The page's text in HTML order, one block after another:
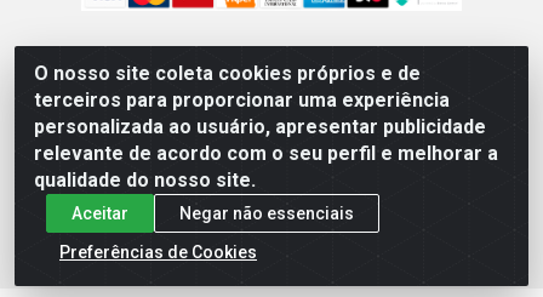
O nosso site coleta cookies próprios e de
terceiros para proporcionar uma experiência
personalizada ao usuário, apresentar publicidade
relevante de acordo com o seu perfil e melhorar a
qualidade do nosso site.
Aceitar
Negar não essenciais
Preferências de Cookies
Mix Alimentos LTDA - Quadra Asr Ne 55 (412 Norte), Alameda
02, S/N - Plano Diretor Norte, Palmas/TO - CEP 77.006-540 -
CNPJ 05.922.500/0001-02